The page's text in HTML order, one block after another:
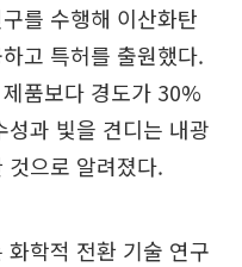
를 수행해 이산화탄
고 특허를 출원했다.
품보다 경도가 30%
과 빛을 견디는 내광
것으로 알려졌다.
화학적 전환 기술 연구